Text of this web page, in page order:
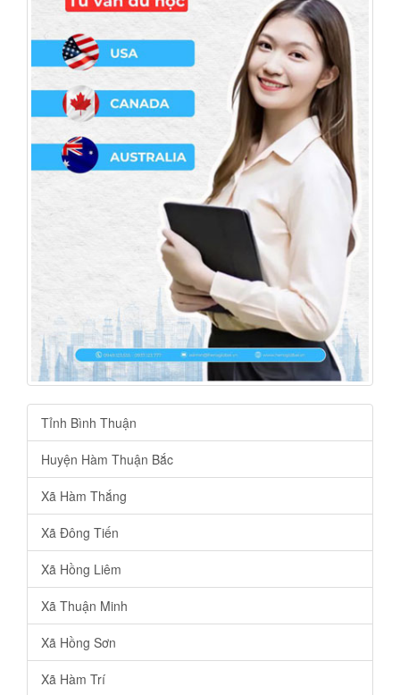
Tỉnh Bình Thuận
Huyện Hàm Thuận Bắc
Xã Hàm Thắng
Xã Đông Tiến
Xã Hồng Liêm
Xã Thuận Minh
Xã Hồng Sơn
Xã Hàm Trí